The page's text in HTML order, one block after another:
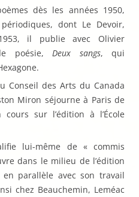
dès les années 1950,
dont Le Devoir,
il publie avec Olivier
poésie,Deux sangs, qui
Conseil des Arts du Canada
Miron séjourne à Paris de
sur l’édition à l’École
lui-même de « commis
dans le milieu de l’édition
parallèle avec son travail
chez Beauchemin, Leméac